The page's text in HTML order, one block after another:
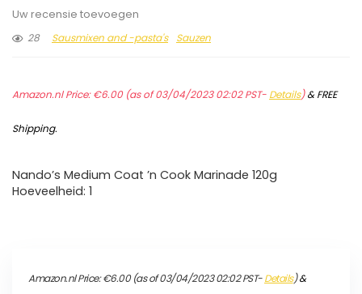
Uw recensie toevoegen
28
Sausmixen and -pasta's Sauzen
Amazon.nl Price:€6.00(as of 03/04/2023 02:02 PST- Details)&FREE
Shipping.
Nando’s Medium Coat ’n Cook Marinade 120g
Hoeveelheid: 1
Amazon.nl Price:€6.00(as of 03/04/2023 02:02 PST-Details)&